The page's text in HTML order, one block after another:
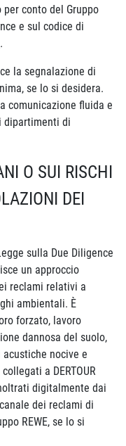
conto del Gruppo
e sul codice di
.
la segnalazione di
se lo si desidera.
comunicazione fluida e
dipartimenti di
O SUI RISCHI
DEI
sulla Due Diligence
un approccio
reclami relativi a
ambientali. È
forzato, lavoro
dannosa del suolo,
nocive e
a DERTOUR
digitalmente dai
dei reclami di
REWE, se lo si